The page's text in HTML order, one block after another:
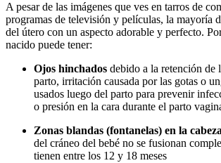
A pesar de las imágenes que ves en tarros de
programas de televisión y películas, la mayoría
del útero con un aspecto adorable y perfecto.
nacido puede tener:
Ojos hinchados debido a la retención de
parto, irritación causada por las gotas o
usados luego del parto para prevenir
o presión en la cara durante el parto
Zonas blandas (fontanelas) en la
del cráneo del bebé no se fusionan
tienen entre los 12 y 18 meses